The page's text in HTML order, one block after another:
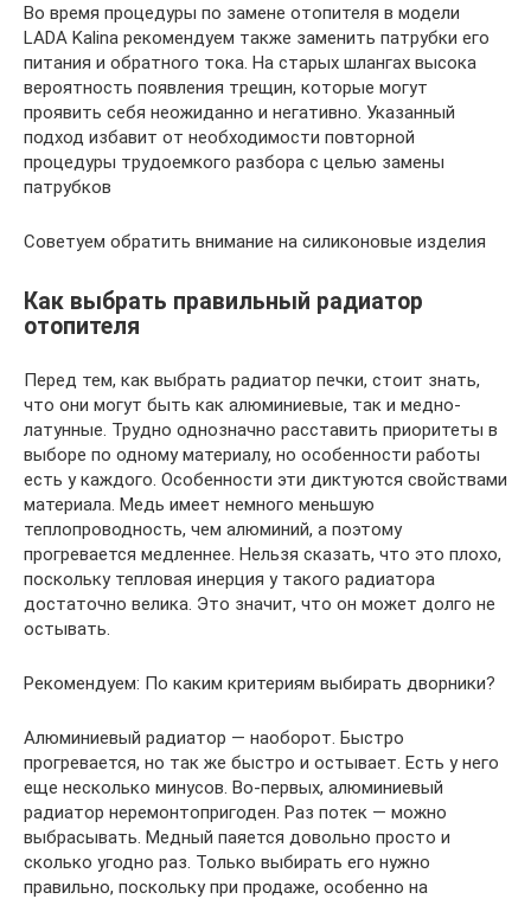
Во время процедуры по замене отопителя в модели
LADA Kalina рекомендуем также заменить патрубки его
питания и обратного тока. На старых шлангах высока
вероятность появления трещин, которые могут
проявить себя неожиданно и негативно. Указанный
подход избавит от необходимости повторной
процедуры трудоемкого разбора с целью замены
патрубков
Советуем обратить внимание на силиконовые изделия
Как выбрать правильный радиатор
отопителя
Перед тем, как выбрать радиатор печки, стоит знать,
что они могут быть как алюминиевые, так и медно-
латунные. Трудно однозначно расставить приоритеты в
выборе по одному материалу, но особенности работы
есть у каждого. Особенности эти диктуются свойствами
материала. Медь имеет немного меньшую
теплопроводность, чем алюминий, а поэтому
прогревается медленнее. Нельзя сказать, что это плохо,
поскольку тепловая инерция у такого радиатора
достаточно велика. Это значит, что он может долго не
остывать.
Рекомендуем: По каким критериям выбирать дворники?
Алюминиевый радиатор — наоборот. Быстро
прогревается, но так же быстро и остывает. Есть у него
еще несколько минусов. Во-первых, алюминиевый
радиатор неремонтопригоден. Раз потек — можно
выбрасывать. Медный паяется довольно просто и
сколько угодно раз. Только выбирать его нужно
правильно, поскольку при продаже, особенно на